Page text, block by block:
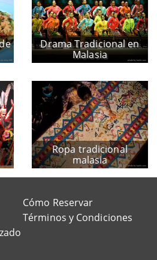
Drama Tradicional en
Malasia
Ropa tradicional
malasia
Cómo Reservar
Términos y Condiciones